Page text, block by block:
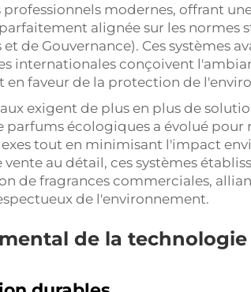
modernes, offrant
alignée sur les normes
de Gouvernance). Ces systèmes
internationales conçoivent
faveur de la protection de
exigent de plus en plus de
écologiques a évolué pour
tout en minimisant l'impact
vente au détail, ces systèmes
de fragrances commerciales,
de l'environnement.
de la